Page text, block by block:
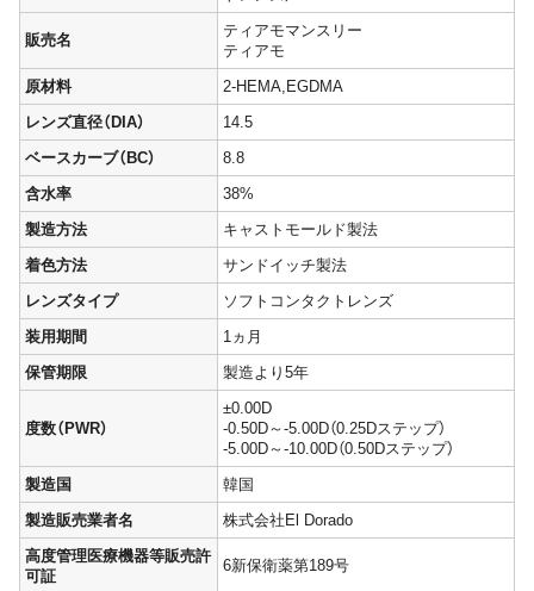
販売名
ティアモマンスリー
ティアモ
原材料
2-HEMA,EGDMA
レンズ直径（DIA）
14.5
ベースカーブ（BC）
8.8
含水率
38%
製造方法
キャストモールド製法
着色方法
サンドイッチ製法
レンズタイプ
ソフトコンタクトレンズ
装用期間
1ヵ月
保管期限
製造より5年
度数（PWR）
±0.00D
-0.50D～-5.00D（0.25Dステップ）
-5.00D～-10.00D（0.50Dステップ）
製造国
韓国
製造販売業者名
株式会社El Dorado
高度管理医療機器等販売許
可証
6新保衛薬第189号